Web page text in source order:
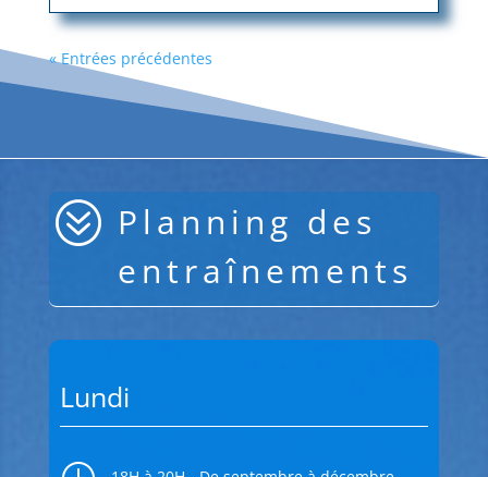
« Entrées précédentes
? Planning des
entraînements
Lundi